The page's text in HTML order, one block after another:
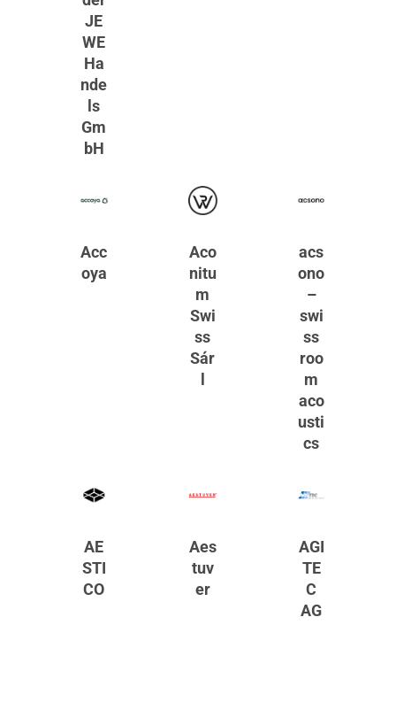
JE
WE
Ha
nde
ls
Gm
bH
Acc
oya
Aco
nitu
m
Swi
ss
Sár
acs
ono
–
swi
ss
roo
m
aco
usti
cs
AE
STI
CO
Aes
tuv
er
AGI
TE
C
AG